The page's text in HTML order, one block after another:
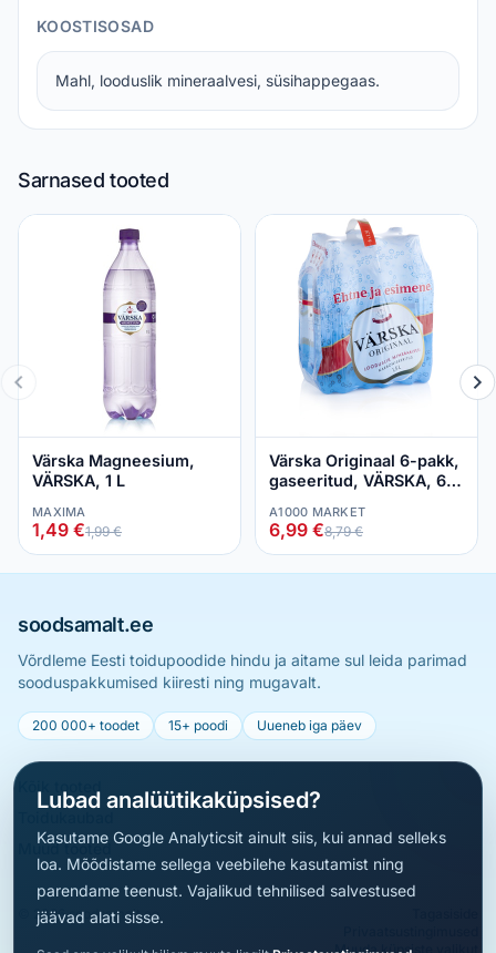
KOOSTISOSAD
Mahl, looduslik mineraalvesi, süsihappegaas.
Sarnased tooted
Värska Magneesium,
VÄRSKA, 1 L
MAXIMA
1,49 €1,99 €
Värska Originaal 6-pakk,
gaseeritud, VÄRSKA, 6 x
A1000 MARKET
6,99 €8,79 €
soodsamalt.ee
Võrdleme Eesti toidupoodide hindu ja aitame sul leida parimad
sooduspakkumised kiiresti ning mugavalt.
200 000+ toodet 15+ poodi Uueneb iga päev
Muud tooted
© 2026 soodsamalt.ee
Muuda küpsiste valikut
Lubad analüütikaküpsised?
Kasutame Google Analyticsit ainult siis, kui annad selleks
loa. Mõõdistame sellega veebilehe kasutamist ning
parendame teenust. Vajalikud tehnilised salvestused
jäävad alati sisse.